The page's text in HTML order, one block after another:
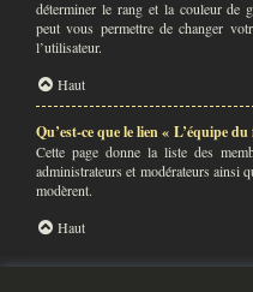
déterminer le rang et la couleur de
peut vous permettre de changer
l’utilisateur.
Haut
Qu’est-ce que le lien « L’équipe
Cette page donne la liste des
administrateurs et modérateurs ainsi
modèrent.
Haut